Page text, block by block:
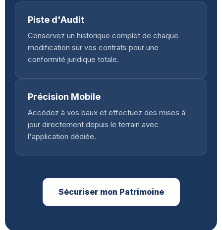
Piste d'Audit
Conservez un historique complet de chaque
modification sur vos contrats pour une
conformité juridique totale.
Précision Mobile
Accédez à vos baux et effectuez des mises à
jour directement depuis le terrain avec
l'application dédiée.
Sécuriser mon Patrimoine